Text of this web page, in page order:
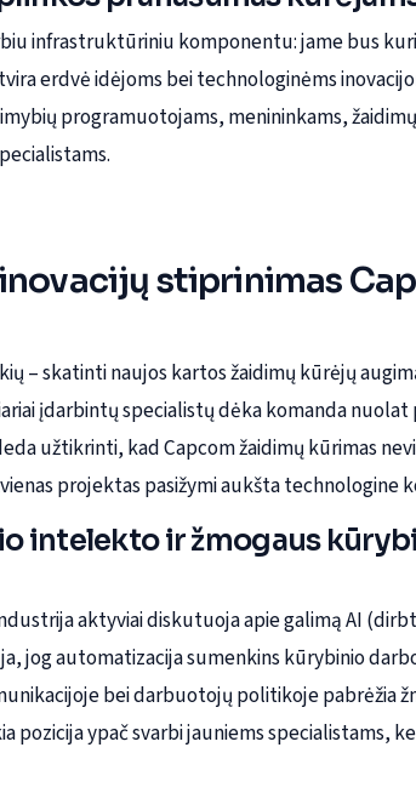
infrastruktūriniu komponentu: jame bus
erdvė idėjoms bei technologinėms
programuotojams, menininkams,
stiprinimas
– skatinti naujos kartos žaidimų kūrėjų
įdarbintų specialistų dėka komanda nuolat
užtikrinti, kad Capcom žaidimų kūrimas
projektas pasižymi aukšta technologine
intelekto ir žmogaus
aktyviai diskutuoja apie galimą AI
jog automatizacija sumenkins kūrybinio
bei darbuotojų politikoje pabrėžia
pozicija ypač svarbi jauniems specialistams,